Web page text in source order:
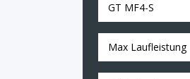
GT MF4-S
Max Laufleistung